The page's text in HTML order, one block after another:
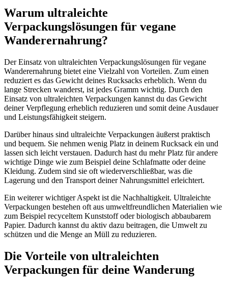
Warum ultraleichte
Verpackungslösungen für vegane
Wanderernahrung?
Der Einsatz von ultraleichten Verpackungslösungen für vegane
Wanderernahrung bietet eine Vielzahl von Vorteilen. Zum einen
reduziert es das Gewicht deines Rucksacks erheblich. Wenn du
lange Strecken wanderst, ist jedes Gramm wichtig. Durch den
Einsatz von ultraleichten Verpackungen kannst du das Gewicht
deiner Verpflegung erheblich reduzieren und somit deine Ausdauer
und Leistungsfähigkeit steigern.
Darüber hinaus sind ultraleichte Verpackungen äußerst praktisch
und bequem. Sie nehmen wenig Platz in deinem Rucksack ein und
lassen sich leicht verstauen. Dadurch hast du mehr Platz für andere
wichtige Dinge wie zum Beispiel deine Schlafmatte oder deine
Kleidung. Zudem sind sie oft wiederverschließbar, was die
Lagerung und den Transport deiner Nahrungsmittel erleichtert.
Ein weiterer wichtiger Aspekt ist die Nachhaltigkeit. Ultraleichte
Verpackungen bestehen oft aus umweltfreundlichen Materialien wie
zum Beispiel recyceltem Kunststoff oder biologisch abbaubarem
Papier. Dadurch kannst du aktiv dazu beitragen, die Umwelt zu
schützen und die Menge an Müll zu reduzieren.
Die Vorteile von ultraleichten
Verpackungen für deine Wanderung